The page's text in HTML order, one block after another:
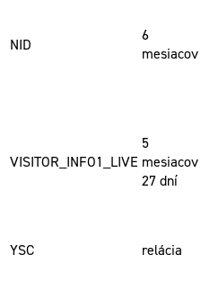
NID
6
mesiacov
VISITOR_INFO1_LIVE
5
mesiacov
27 dní
YSC relácia